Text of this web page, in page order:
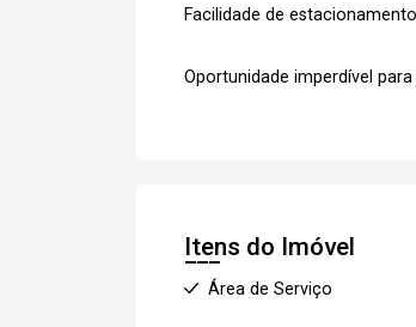
Facilidade de
Oportunidade imperdível
Itens do Imóvel
Área de Serviço